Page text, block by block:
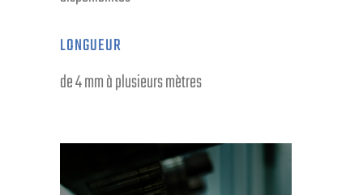
LONGUEUR
de 4 mm à plusieurs mètres